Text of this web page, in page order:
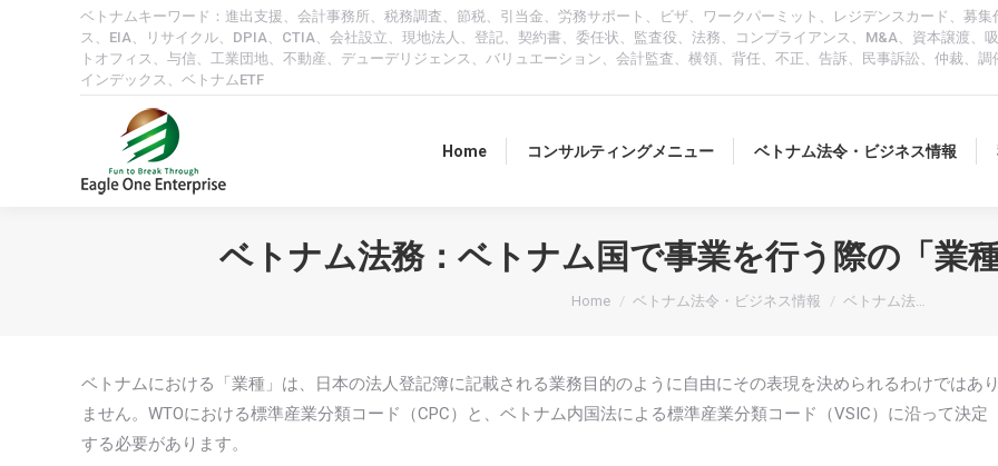
ベトナムキーワード：進出支援、会計事務所、税務調査、節税、引当金、労務サポート、ビザ、ワークパーミット、レジデンスカード、募
ス、EIA、リサイクル、DPIA、CTIA、会社設立、現地法人、登記、契約書、委任状、監査役、法務、コンプライアンス、M&A、資本譲渡、
トオフィス、与信、工業団地、不動産、デューデリジェンス、バリュエーション、会計監査、横領、背任、不正、告訴、民事訴訟、仲裁、
インデックス、ベトナムETF
Home コンサルティングメニュー ベトナム法令・ビジネス情報
ベトナム法務：ベトナム国で事業を行う際の「業
You are here:
Home ベトナム法令・ビジネス情報 ベトナム法…
ベトナムにおける「業種」は、日本の法人登記簿に記載される業務目的のように自由にその表現を決められるわけではあり
ません。WTOにおける標準産業分類コード（CPC）と、ベトナム内国法による標準産業分類コード（VSIC）に沿って決定
する必要があります。